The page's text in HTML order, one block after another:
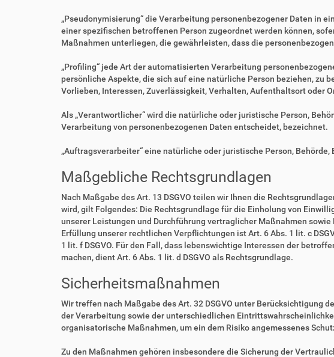
„Pseudonymisierung“ die Verarbeitung personenbezogener Daten in
einer spezifischen betroffenen Person zugeordnet werden können,
Maßnahmen unterliegen, die gewährleisten, dass die
„Profiling“ jede Art der automatisierten Verarbeitung
persönliche Aspekte, die sich auf eine natürliche Person beziehen, zu
Vorlieben, Interessen, Zuverlässigkeit, Verhalten, Aufenthaltsort oder
Als „Verantwortlicher“ wird die natürliche oder juristische Person,
Verarbeitung von personenbezogenen Daten entscheidet, bezeichnet.
„Auftragsverarbeiter“ eine natürliche oder juristische Person,
Maßgebliche Rechtsgrundlagen
Nach Maßgabe des Art. 13 DSGVO teilen wir Ihnen die
wird, gilt Folgendes: Die Rechtsgrundlage für die Einholung von
unserer Leistungen und Durchführung vertraglicher Maßnahmen
Erfüllung unserer rechtlichen Verpflichtungen ist Art. 6 Abs. 1 lit. c
1 lit. f DSGVO. Für den Fall, dass lebenswichtige Interessen der
machen, dient Art. 6 Abs. 1 lit. d DSGVO als Rechtsgrundlage.
Sicherheitsmaßnahmen
Wir treffen nach Maßgabe des Art. 32 DSGVO unter Berücksichtigung
der Verarbeitung sowie der unterschiedlichen
organisatorische Maßnahmen, um ein dem Risiko angemessenes
Zu den Maßnahmen gehören insbesondere die Sicherung der